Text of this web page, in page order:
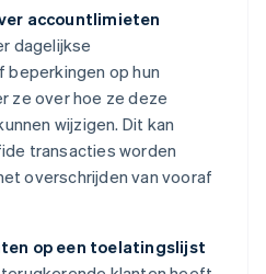
accountlimieten
dagelijkse
op hun
ze over hoe ze deze
wijzigen. Dit kan
transacties worden
overschrijden van vooraf
op een toelatingslijst